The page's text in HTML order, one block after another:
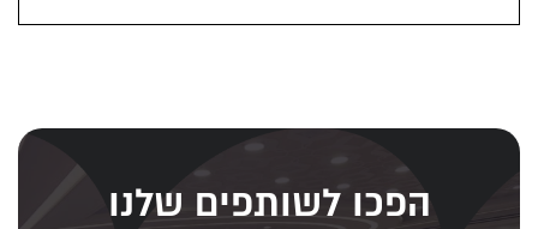
הפכו לשותפים שלנו